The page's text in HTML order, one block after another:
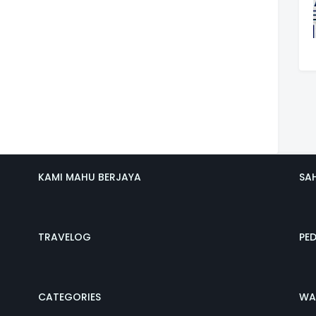
KAMI MAHU BERJAYA
TRAVELOG
CATEGORIES